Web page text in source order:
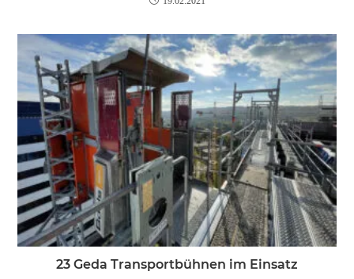
23 Geda Transportbühnen im Einsatz